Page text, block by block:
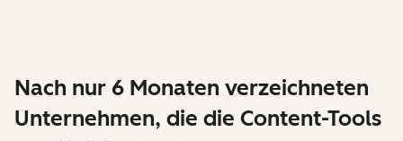
Nach nur 6 Monaten verzeichneten
Unternehmen, die die Content-Tools